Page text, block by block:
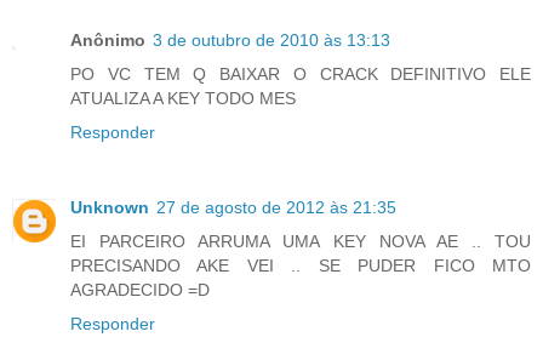
Anônimo 3 de outubro de 2010 às 13:13
PO VC TEM Q BAIXAR O CRACK DEFINITIVO ELE
ATUALIZA A KEY TODO MES
Responder
Unknown 27 de agosto de 2012 às 21:35
EI PARCEIRO ARRUMA UMA KEY NOVA AE .. TOU
PRECISANDO AKE VEI .. SE PUDER FICO MTO
AGRADECIDO =D
Responder